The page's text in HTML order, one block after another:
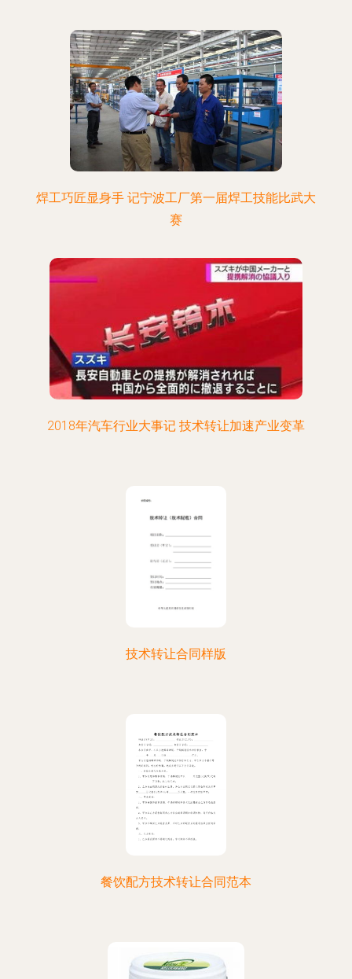
焊工巧匠显身手 记宁波工厂第一届焊工技能比武大
赛
2018年汽车行业大事记 技术转让加速产业变革
技术转让合同样版
餐饮配方技术转让合同范本